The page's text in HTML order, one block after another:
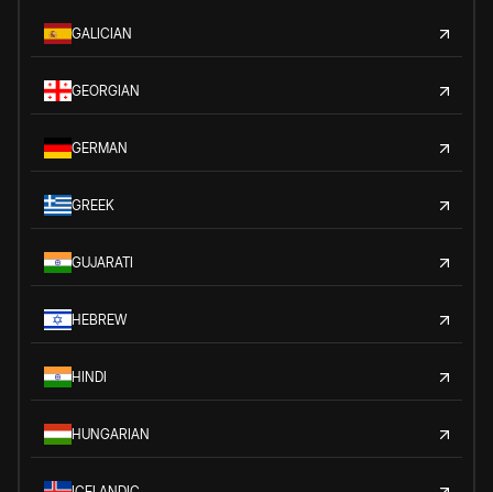
GALICIAN
GEORGIAN
GERMAN
GREEK
GUJARATI
HEBREW
HINDI
HUNGARIAN